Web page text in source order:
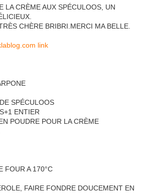
LA CRÈME AUX SPÉCULOOS, UN
CHÈRE BRIBRI.MERCI MA BELLE.
link
SPÉCULOOS
ENTIER
POUDRE POUR LA CRÈME
FOUR A 170°C
FAIRE FONDRE DOUCEMENT EN